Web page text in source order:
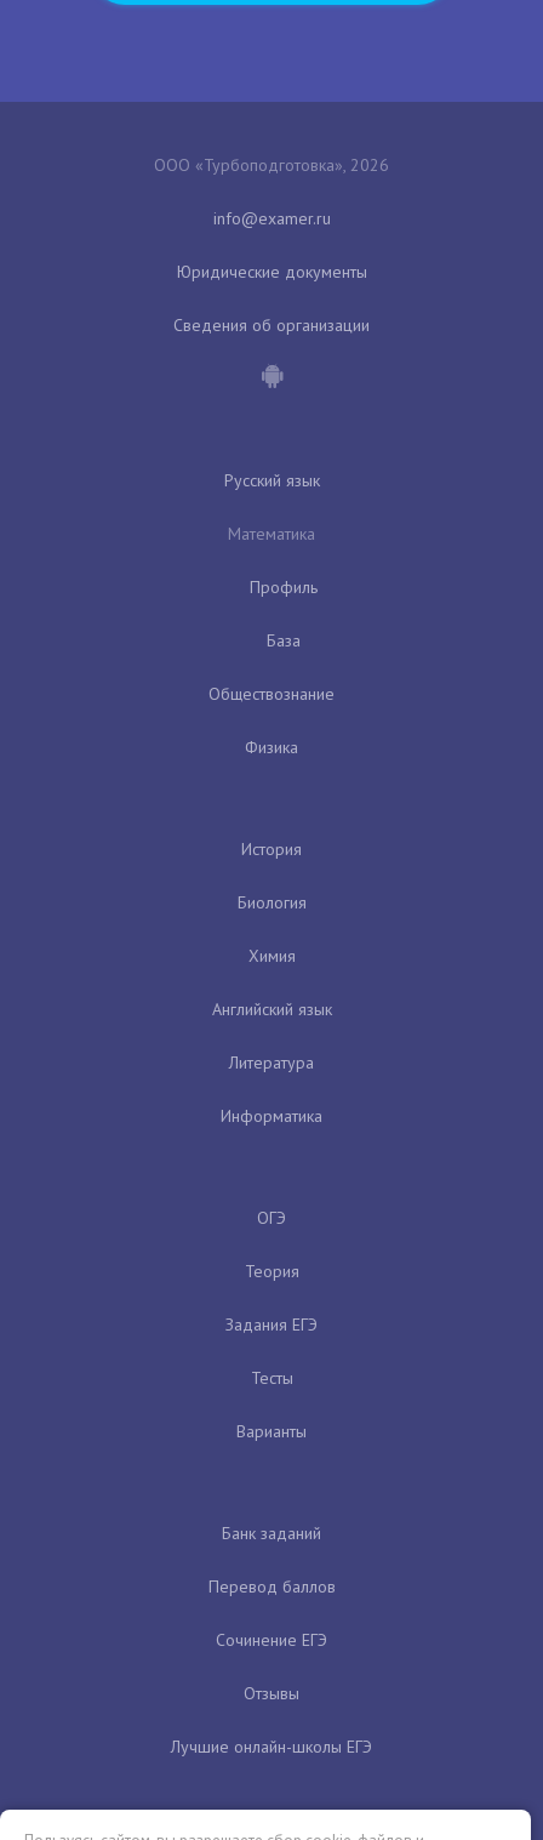
ООО «Турбоподготовка», 2026
Юридические документы
Сведения об организации
Русский язык
Математика
Профиль
База
Обществознание
Физика
История
Биология
Химия
Английский язык
Литература
Информатика
ОГЭ
Теория
Задания ЕГЭ
Тесты
Варианты
Банк заданий
Перевод баллов
Сочинение ЕГЭ
Отзывы
Лучшие онлайн-школы ЕГЭ